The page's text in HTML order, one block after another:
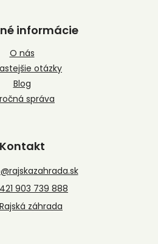
informácie
O nás
otázky
Blog
správa
Kontakt
@rajskazahrada.sk
903 739 888
Rajská záhrada